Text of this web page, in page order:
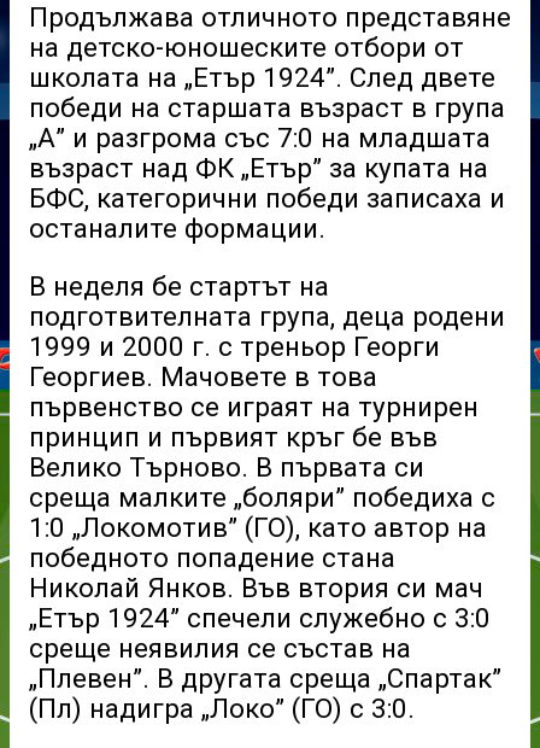
Продължава отличното представяне
на детско-юношеските отбори от
школата на „Етър 1924”. След двете
победи на старшата възраст в група
„А” и разгрома със 7:0 на младшата
възраст над ФК „Етър” за купата на
БФС, категорични победи записаха и
останалите формации.
В неделя бе стартът на
подготвителната група, деца родени
1999 и 2000 г. с треньор Георги
Георгиев. Мачовете в това
първенство се играят на турнирен
принцип и първият кръг бе във
Велико Търново. В първата си
среща малките „боляри” победиха с
1:0 „Локомотив” (ГО), като автор на
победното попадение стана
Николай Янков. Във втория си мач
„Етър 1924” спечели служебно с 3:0
среще неявилия се състав на
„Плевен”. В другата среща „Спартак”
(Пл) надигра „Локо” (ГО) с 3:0.